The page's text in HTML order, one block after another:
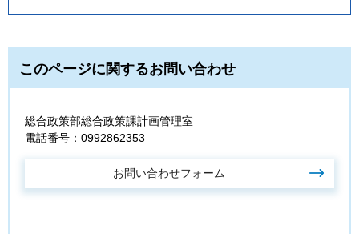
このページに関するお問い合わせ
総合政策部総合政策課計画管理室
電話番号：0992862353